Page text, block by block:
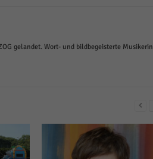
gelandet. Wort- und bildbegeisterte Musikerin